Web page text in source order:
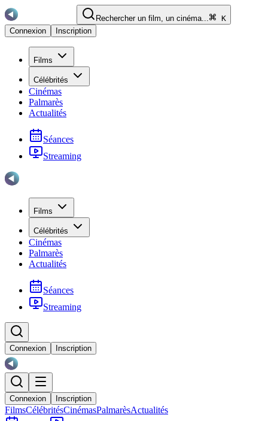
Rechercher un film, un cinéma...
K
Connexion
Inscription
Films
Célébrités
Cinémas
Palmarès
Actualités
Séances
Streaming
Films
Célébrités
Cinémas
Palmarès
Actualités
Séances
Streaming
Connexion Inscription
Connexion Inscription
FilmsCélébritésCinémasPalmarèsActualités